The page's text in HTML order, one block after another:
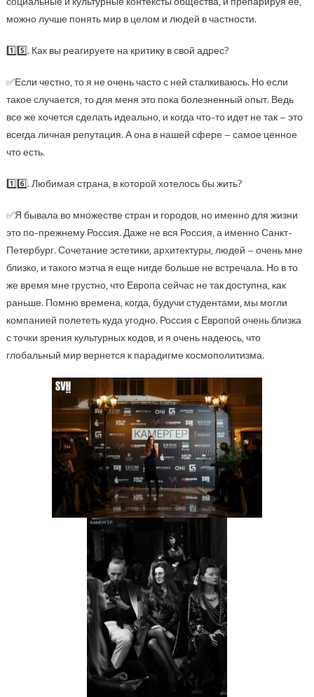
можно лучше понять мир в целом и людей в частности.
1️⃣5️⃣. Как вы реагируете на критику в свой адрес?
✅Если честно, то я не очень часто с ней сталкиваюсь. Но если
такое случается, то для меня это пока болезненный опыт. Ведь
все же хочется сделать идеально, и когда что-то идет не так – это
всегда личная репутация. А она в нашей сфере – самое ценное
что есть.
1️⃣6️⃣. Любимая страна, в которой хотелось бы жить?
✅Я бывала во множестве стран и городов, но именно для жизни
это по-прежнему Россия. Даже не вся Россия, а именно Санкт-
Петербург. Сочетание эстетики, архитектуры, людей – очень мне
близко, и такого мэтча я еще нигде больше не встречала. Но в то
же время мне грустно, что Европа сейчас не так доступна, как
раньше. Помню времена, когда, будучи студентами, мы могли
компанией полететь куда угодно. Россия с Европой очень близка
с точки зрения культурных кодов, и я очень надеюсь, что
глобальный мир вернется к парадигме космополитизма.